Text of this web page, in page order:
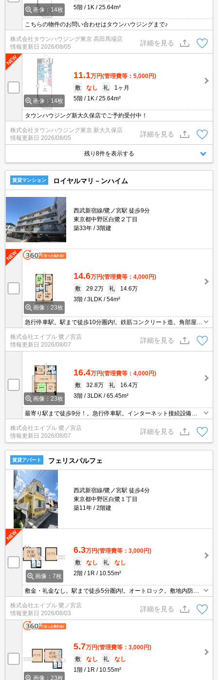
画像：14枚
5階
1K 25.64m²
こちらの物件のお問い合わせはタウンハウジングまで♪
株式会社タウンハウジング東京 高田馬場店
情報更新日 2026/08/05
詳細を見る
画像：14枚
11.1万円(管理費等：5,000円)
敷
なし 礼
1ヶ月
5階
1K 25.64m²
タウンハウジング新大久保店でご予約受付中！
株式会社タウンハウジング東京 新大久保店
情報更新日 2026/08/05
詳細を見る
残り8件を表示する
賃貸マンション ロイヤルマリ－ンハイム
西武新宿線/鷺ノ宮駅 徒歩9分
東京都中野区白鷺２丁目
築33年
3階建
画像：23枚
14.6万円(管理費等：4,000円)
敷
29.2万 礼
14.6万
3階
3LDK 54m²
急行停車駅。駅まで徒歩10分圏内!。鉄筋コンクリート造。角部屋。
TVモニター付インターホン。全居室に収納スペースあり。3口シス
テムキッチン。独立洗面台。清掃費実費。
株式会社エイブル 鷺ノ宮店
情報更新日 2026/08/07
詳細を見る
画像：23枚
16.4万円(管理費等：4,000円)
敷
32.8万 礼
16.4万
3階
3LDK 65.45m²
最寄り駅まで徒歩9分！。急行停車駅。インターネット接続設備あ
り。コンビニへ徒歩3分(180m)。エアコン2基付き。3口システムキ
ッチン。追い焚き機能付きバス。独立洗面化粧台付き。駐車場は敷
地内。
株式会社エイブル 鷺ノ宮店
情報更新日 2026/08/07
詳細を見る
賃貸アパート フェリスパルフェ
西武新宿線/鷺ノ宮駅 徒歩4分
東京都中野区白鷺１丁目
築11年
2階建
画像：7枚
6.3万円(管理費等：3,000円)
敷
なし 礼
なし
2階
1R 10.55m²
敷金・礼金なし。駅まで徒歩5分圏内!。オートロック。敷地内防犯
カメラ設置。TVモニター付インターホン。ロフト好きにオススメ。
温水洗浄便座付き。室内洗濯機置場。ガスコンロ付き。
株式会社エイブル 鷺ノ宮店
情報更新日 2026/08/03
詳細を見る
画像：23枚
5.7万円(管理費等：3,000円)
敷
なし 礼
なし
1階
1R 10.55m²